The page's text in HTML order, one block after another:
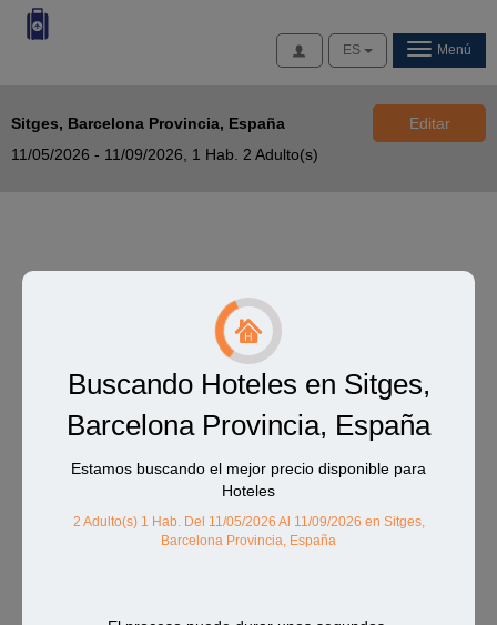
AccesoES Menú
Sitges, Barcelona Provincia, España
11/05/2026 - 11/09/2026,
1 Hab. 2 Adulto(s)
Editar
Buscando Hoteles en Sitges,
Barcelona Provincia, España
Estamos buscando el mejor precio disponible para
Hoteles
2 Adulto(s) 1 Hab. Del 11/05/2026 Al 11/09/2026 en Sitges,
Barcelona Provincia, España